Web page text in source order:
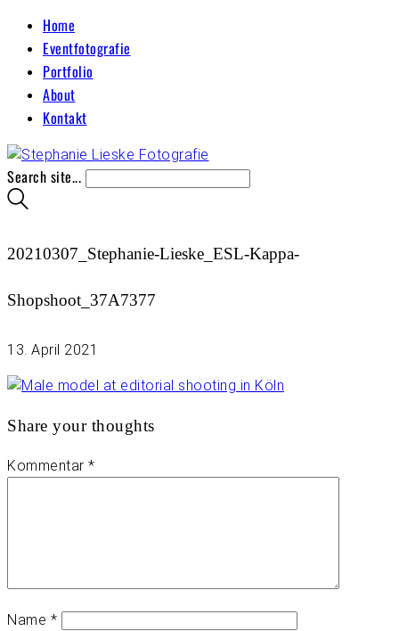
Home
Eventfotografie
Portfolio
About
Kontakt
Search site...
20210307_Stephanie-Lieske_ESL-Kappa-
Shopshoot_37A7377
13. April 2021
Share your thoughts
Kommentar *
Name *